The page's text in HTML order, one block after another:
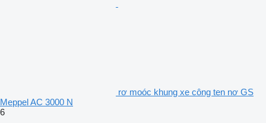
rơ moóc khung xe công ten nơ GS
Meppel AC 3000 N
6